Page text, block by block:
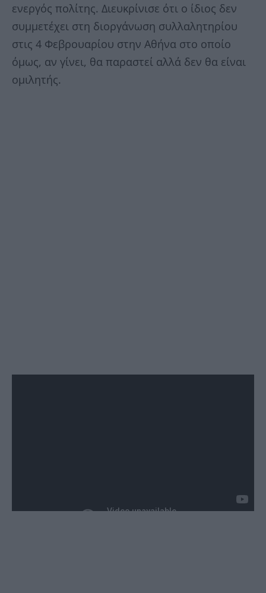
ενεργός πολίτης. Διευκρίνισε ότι ο ίδιος δεν
συμμετέχει στη διοργάνωση συλλαλητηρίου
στις 4 Φεβρουαρίου στην Αθήνα στο οποίο
όμως, αν γίνει, θα παραστεί αλλά δεν θα είναι
ομιλητής.